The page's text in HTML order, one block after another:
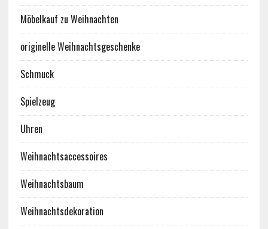
Möbelkauf zu Weihnachten
originelle Weihnachtsgeschenke
Schmuck
Spielzeug
Uhren
Weihnachtsaccessoires
Weihnachtsbaum
Weihnachtsdekoration